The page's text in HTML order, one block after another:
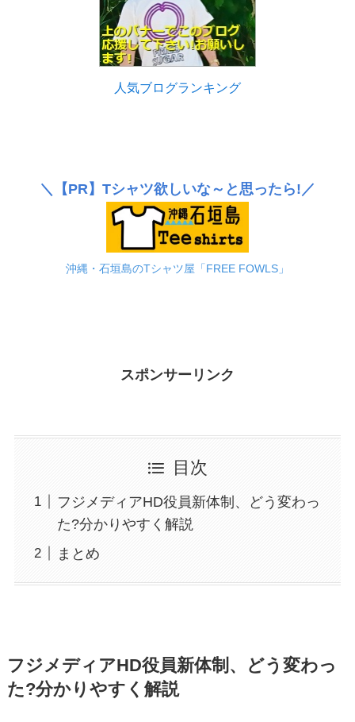
人気ブログランキング
＼ 【PR】 Tシャツ欲しいな～と思ったら!／
沖縄・石垣島のTシャツ屋「FREE FOWLS」
スポンサーリンク
目次
フジメディアHD役員新体制、どう変わっ
た?分かりやすく解説
まとめ
フジメディアHD役員新体制、どう変わっ
た?分かりやすく解説